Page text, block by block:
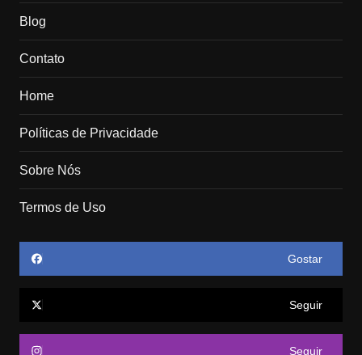
Blog
Contato
Home
Políticas de Privacidade
Sobre Nós
Termos de Uso
Gostar
Seguir
Seguir